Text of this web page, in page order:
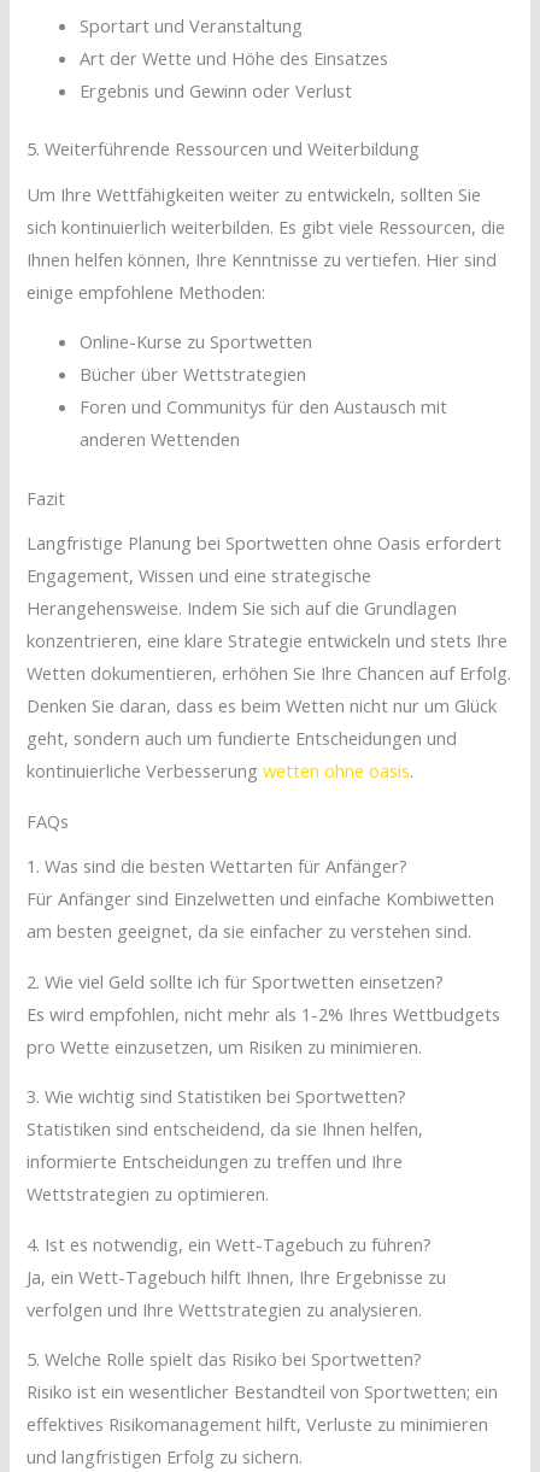
Sportart und Veranstaltung
Art der Wette und Höhe des Einsatzes
Ergebnis und Gewinn oder Verlust
5. Weiterführende Ressourcen und Weiterbildung
Um Ihre Wettfähigkeiten weiter zu entwickeln, sollten Sie
sich kontinuierlich weiterbilden. Es gibt viele Ressourcen, die
Ihnen helfen können, Ihre Kenntnisse zu vertiefen. Hier sind
einige empfohlene Methoden:
Online-Kurse zu Sportwetten
Bücher über Wettstrategien
Foren und Communitys für den Austausch mit
anderen Wettenden
Fazit
Langfristige Planung bei Sportwetten ohne Oasis erfordert
Engagement, Wissen und eine strategische
Herangehensweise. Indem Sie sich auf die Grundlagen
konzentrieren, eine klare Strategie entwickeln und stets Ihre
Wetten dokumentieren, erhöhen Sie Ihre Chancen auf Erfolg.
Denken Sie daran, dass es beim Wetten nicht nur um Glück
geht, sondern auch um fundierte Entscheidungen und
kontinuierliche Verbesserungwetten ohne oasis.
FAQs
1. Was sind die besten Wettarten für Anfänger?
Für Anfänger sind Einzelwetten und einfache Kombiwetten
am besten geeignet, da sie einfacher zu verstehen sind.
2. Wie viel Geld sollte ich für Sportwetten einsetzen?
Es wird empfohlen, nicht mehr als 1-2% Ihres Wettbudgets
pro Wette einzusetzen, um Risiken zu minimieren.
3. Wie wichtig sind Statistiken bei Sportwetten?
Statistiken sind entscheidend, da sie Ihnen helfen,
informierte Entscheidungen zu treffen und Ihre
Wettstrategien zu optimieren.
4. Ist es notwendig, ein Wett-Tagebuch zu führen?
Ja, ein Wett-Tagebuch hilft Ihnen, Ihre Ergebnisse zu
verfolgen und Ihre Wettstrategien zu analysieren.
5. Welche Rolle spielt das Risiko bei Sportwetten?
Risiko ist ein wesentlicher Bestandteil von Sportwetten; ein
effektives Risikomanagement hilft, Verluste zu minimieren
und langfristigen Erfolg zu sichern.